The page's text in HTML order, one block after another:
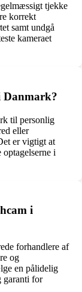
tjekke
korrekt
samt undgå
kameraet
Danmark?
til personlig
eller
er vigtigt at
i
i
forhandlere af
og
en pålidelig
garanti for